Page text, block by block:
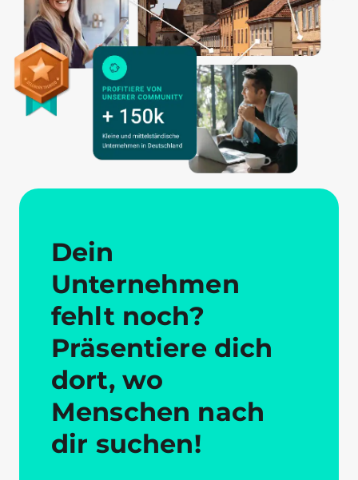
Dein
Unternehmen
fehlt noch?
Präsentiere dich
dort, wo
Menschen nach
dir suchen!